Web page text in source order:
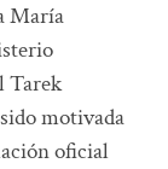
María
Tarek
motivada
oficial